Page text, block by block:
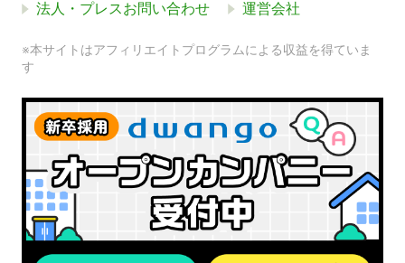
法人・プレスお問い合わせ 運営会社
※本サイトはアフィリエイトプログラムによる収益を得ていま
す